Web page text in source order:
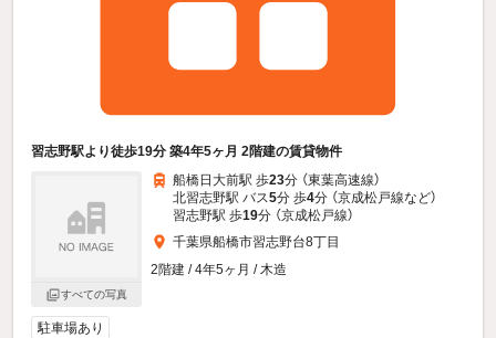
習志野駅より徒歩19分 築4年5ヶ月 2階建の賃貸物件
すべての写真
船橋日大前駅 歩23分 （東葉高速線）
北習志野駅 バス5分 歩4分 （京成松戸線など）
習志野駅 歩19分 （京成松戸線）
千葉県船橋市習志野台8丁目
2階建 / 4年5ヶ月 / 木造
駐車場あり